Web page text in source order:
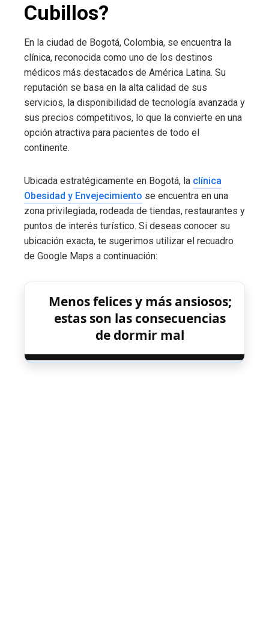
Cubillos?
En la ciudad de Bogotá, Colombia, se encuentra la
clínica, reconocida como uno de los destinos
médicos más destacados de América Latina. Su
reputación se basa en la alta calidad de sus
servicios, la disponibilidad de tecnología avanzada y
sus precios competitivos, lo que la convierte en una
opción atractiva para pacientes de todo el
continente.
Ubicada estratégicamente en Bogotá, la clínica
Obesidad y Envejecimiento se encuentra en una
zona privilegiada, rodeada de tiendas, restaurantes y
puntos de interés turístico. Si deseas conocer su
ubicación exacta, te sugerimos utilizar el recuadro
de Google Maps a continuación:
Menos felices y más ansiosos;
estas son las consecuencias
de dormir mal